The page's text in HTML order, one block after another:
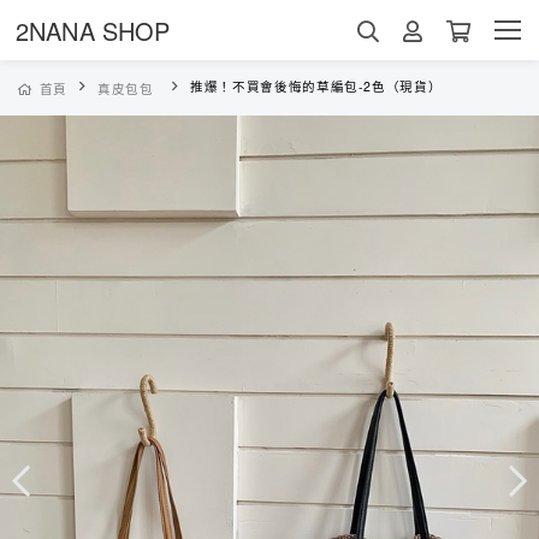
2NANA SHOP
首頁 真皮包包 推爆！不買會後悔的草編包-2色（現貨）